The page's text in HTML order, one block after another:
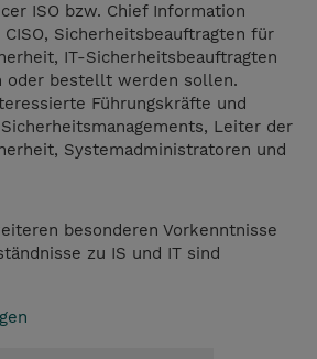
ISO bzw. Chief Information
Sicherheitsbeauftragten für
IT-Sicherheitsbeauftragten
oder bestellt werden sollen.
Führungskräfte und
Leiter der
Systemadministratoren und
besonderen Vorkenntnisse
zu IS und IT sind